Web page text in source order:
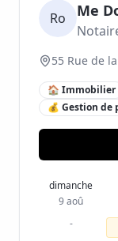
Ro Me
55 Rue de
🏠 Immobilier
💰 Gestion de
dimanche
9 aoû
-